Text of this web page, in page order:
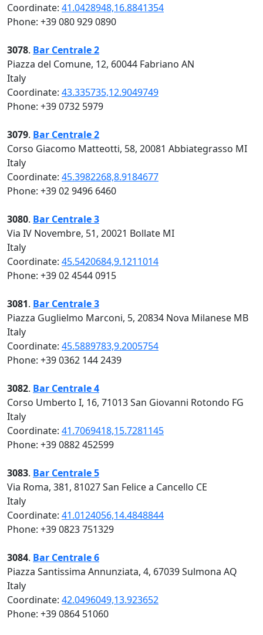
Coordinate: 41.0428948,16.8841354
Phone: +39 080 929 0890
3078. Bar Centrale 2
Piazza del Comune, 12, 60044 Fabriano AN
Italy
Coordinate: 43.335735,12.9049749
Phone: +39 0732 5979
3079. Bar Centrale 2
Corso Giacomo Matteotti, 58, 20081 Abbiategrasso MI
Italy
Coordinate: 45.3982268,8.9184677
Phone: +39 02 9496 6460
3080. Bar Centrale 3
Via IV Novembre, 51, 20021 Bollate MI
Italy
Coordinate: 45.5420684,9.1211014
Phone: +39 02 4544 0915
3081. Bar Centrale 3
Piazza Guglielmo Marconi, 5, 20834 Nova Milanese MB
Italy
Coordinate: 45.5889783,9.2005754
Phone: +39 0362 144 2439
3082. Bar Centrale 4
Corso Umberto I, 16, 71013 San Giovanni Rotondo FG
Italy
Coordinate: 41.7069418,15.7281145
Phone: +39 0882 452599
3083. Bar Centrale 5
Via Roma, 381, 81027 San Felice a Cancello CE
Italy
Coordinate: 41.0124056,14.4848844
Phone: +39 0823 751329
3084. Bar Centrale 6
Piazza Santissima Annunziata, 4, 67039 Sulmona AQ
Italy
Coordinate: 42.0496049,13.923652
Phone: +39 0864 51060